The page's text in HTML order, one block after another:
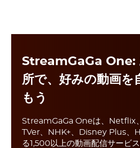
StreamGaGa One:
所で、好みの動画を
もう
StreamGaGa Oneは、Netflix
TVer、NHK+、Disney Plus、
る1,500以上の動画配信サービ